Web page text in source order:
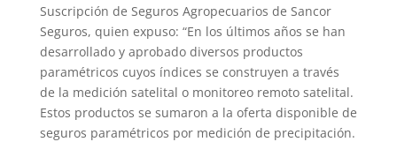
Suscripción de Seguros Agropecuarios de Sancor
Seguros, quien expuso: “En los últimos años se han
desarrollado y aprobado diversos productos
paramétricos cuyos índices se construyen a través
de la medición satelital o monitoreo remoto satelital.
Estos productos se sumaron a la oferta disponible de
seguros paramétricos por medición de precipitación.